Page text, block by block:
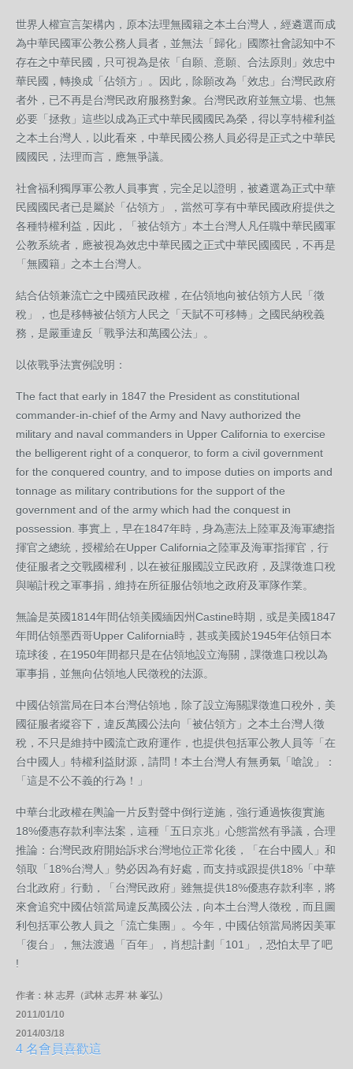
世界人權宣言架構內，原本法理無國籍之本土台灣人，經遴選而成
為中華民國軍公教公務人員者，並無法「歸化」國際社會認知中不
存在之中華民國，只可視為是依「自願、意願、合法原則」效忠中
華民國，轉換成「佔領方」。因此，除願改為「效忠」台灣民政府
者外，已不再是台灣民政府服務對象。台灣民政府並無立場、也無
必要「拯救」這些以成為正式中華民國國民為榮，得以享特權利益
之本土台灣人，以此看來，中華民國公務人員必得是正式之中華民
國國民，法理而言，應無爭議。
社會福利獨厚軍公教人員事實，完全足以證明，被遴選為正式中華
民國國民者已是屬於「佔領方」，當然可享有中華民國政府提供之
各種特權利益，因此，「被佔領方」本土台灣人凡任職中華民國軍
公教系統者，應被視為效忠中華民國之正式中華民國國民，不再是
「無國籍」之本土台灣人。
結合佔領兼流亡之中國殖民政權，在佔領地向被佔領方人民「徵
稅」，也是移轉被佔領方人民之「天賦不可移轉」之國民納稅義
務，是嚴重違反「戰爭法和萬國公法」。
以依戰爭法實例說明：
The fact that early in 1847 the President as constitutional
commander-in-chief of the Army and Navy authorized the
military and naval commanders in Upper California to exercise
the belligerent right of a conqueror, to form a civil government
for the conquered country, and to impose duties on imports and
tonnage as military contributions for the support of the
government and of the army which had the conquest in
possession. 事實上，早在1847年時，身為憲法上陸軍及海軍總指
揮官之總統，授權給在Upper California之陸軍及海軍指揮官，行
使征服者之交戰國權利，以在被征服國設立民政府，及課徵進口稅
與噸計稅之軍事捐，維持在所征服佔領地之政府及軍隊作業。
無論是英國1814年間佔領美國緬因州Castine時期，或是美國1847
年間佔領墨西哥Upper California時，甚或美國於1945年佔領日本
琉球後，在1950年間都只是在佔領地設立海關，課徵進口稅以為
軍事捐，並無向佔領地人民徵稅的法源。
中國佔領當局在日本台灣佔領地，除了設立海關課徵進口稅外，美
國征服者縱容下，違反萬國公法向「被佔領方」之本土台灣人徵
稅，不只是維持中國流亡政府運作，也提供包括軍公教人員等「在
台中國人」特權利益財源，請問！本土台灣人有無勇氣「嗆說」：
「這是不公不義的行為！」
中華台北政權在輿論一片反對聲中倒行逆施，強行通過恢復實施
18%優惠存款利率法案，這種「五日京兆」心態當然有爭議，合理
推論：台灣民政府開始訴求台灣地位正常化後，「在台中國人」和
領取「18%台灣人」勢必因為有好處，而支持或跟提供18%「中華
台北政府」行動，「台灣民政府」雖無提供18%優惠存款利率，將
來會追究中國佔領當局違反萬國公法，向本土台灣人徵稅，而且圖
利包括軍公教人員之「流亡集團」。今年，中國佔領當局將因美軍
「復台」，無法渡過「百年」，肖想計劃「101」，恐怕太早了吧
!
作者：林 志昇（武林 志昇˙林 峯弘）
2011/01/10
2014/03/18
4 名會員喜歡這